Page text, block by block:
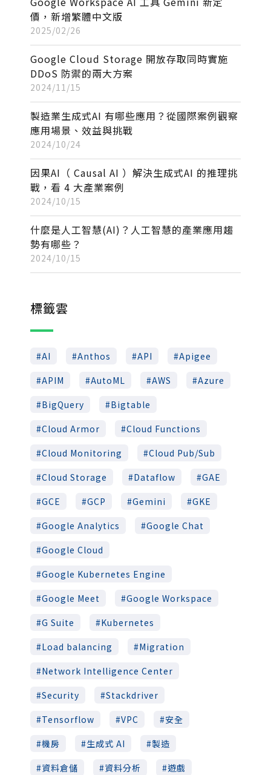
價，新增繁體中文版
2025/02/26
Google Cloud Storage 開放存取同時實施
DDoS 防禦的兩大方案
2024/11/15
製造業生成式AI 有哪些應用？從國際案例觀察
應用場景、效益與挑戰
2024/10/24
因果AI（ Causal AI ）解決生成式AI 的推理挑
戰，看 4 大產業案例
2024/10/15
什麼是人工智慧(AI)？人工智慧的產業應用趨
勢有哪些？
2024/10/15
標籤雲
AI Anthos API
Apigee
APIM
AutoML AWS
Azure
BigQuery
Bigtable
Cloud Armor
Cloud Functions
Cloud Monitoring
Cloud Pub/Sub
Cloud Storage
Dataflow
GAE
GCE
GCP Gemini
GKE
Google Analytics
Google Chat
Google Cloud
Google Kubernetes Engine
Google Meet
Google Workspace
G Suite
Kubernetes
Load balancing
Migration
Network Intelligence Center
Security
Stackdriver
Tensorflow
VPC
安全
機房
生成式 AI
製造
資料倉儲
資料分析
遊戲